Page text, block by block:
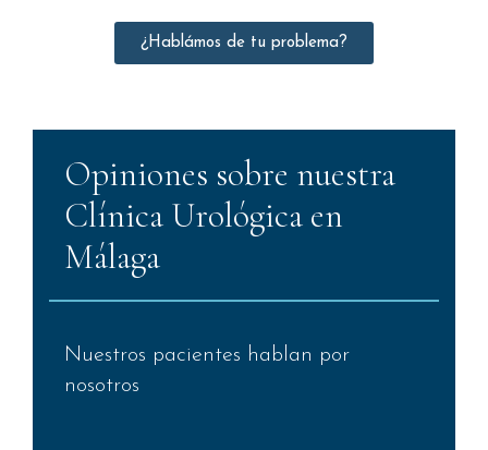
¿Hablámos de tu problema?
Opiniones sobre nuestra
Clínica Urológica en
Málaga
Nuestros pacientes hablan por
nosotros